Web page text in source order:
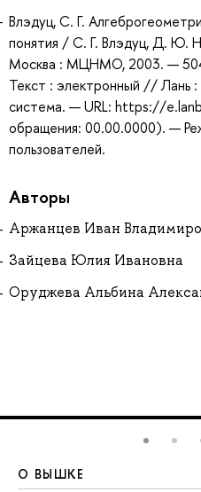
Влэдуц, С. Г.
понятия / С. Г. Влэдуц, Д. Ю.
Москва : МЦНМО, 2003. —
Текст : электронный // Лань
система. — URL: https://
обращения: 00.00.0000). —
пользователей.
Авторы
Аржанцев Иван
Зайцева Юлия Ивановна
Оруджева Альбина
О ВЫШКЕ